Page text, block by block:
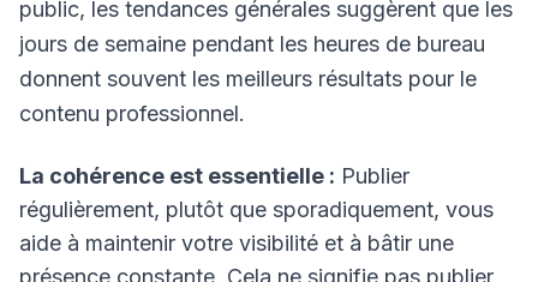
public, les tendances générales suggèrent que les
jours de semaine pendant les heures de bureau
donnent souvent les meilleurs résultats pour le
contenu professionnel.
La cohérence est essentielle : Publier
régulièrement, plutôt que sporadiquement, vous
aide à maintenir votre visibilité et à bâtir une
présence constante. Cela ne signifie pas publier